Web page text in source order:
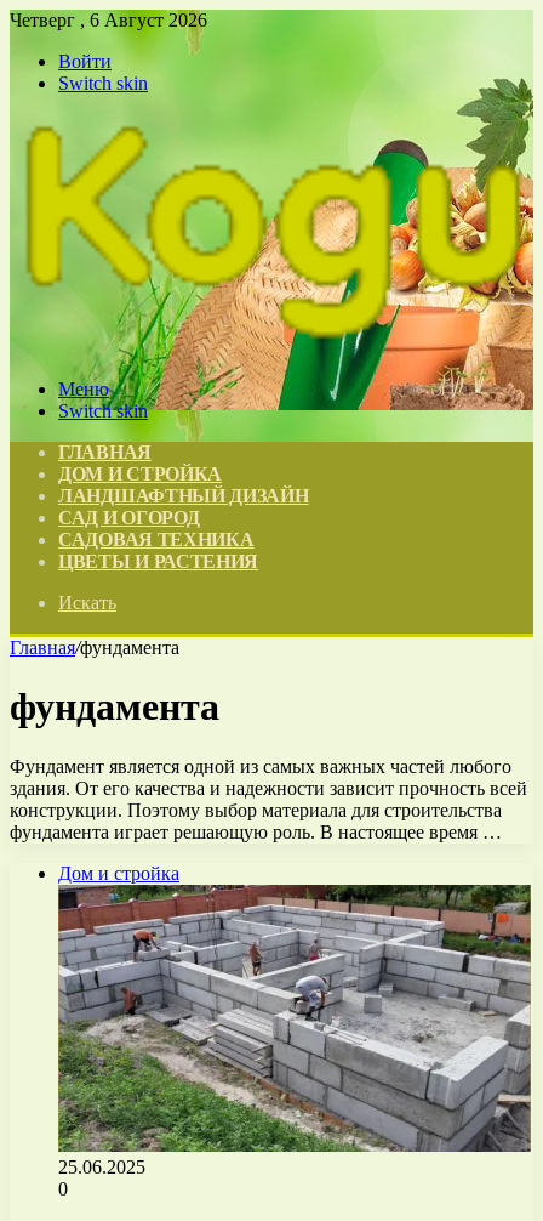
Четверг , 6 Август 2026
Войти
Switch skin
Меню
Switch skin
ГЛАВНАЯ
ДОМ И СТРОЙКА
ЛАНДШАФТНЫЙ ДИЗАЙН
САД И ОГОРОД
САДОВАЯ ТЕХНИКА
ЦВЕТЫ И РАСТЕНИЯ
Искать
Главная/фундамента
фундамента
Фундамент является одной из самых важных частей любого
здания. От его качества и надежности зависит прочность всей
конструкции. Поэтому выбор материала для строительства
фундамента играет решающую роль. В настоящее время …
Дом и стройка
25.06.2025
0